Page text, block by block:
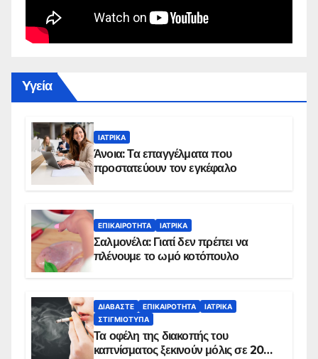
Yγεία
ΙΑΤΡΙΚΆ
Άνοια: Τα επαγγέλματα που
προστατεύουν τον εγκέφαλο
ΕΠΙΚΑΙΡΌΤΗΤΑ ΙΑΤΡΙΚΆ
Σαλμονέλα: Γιατί δεν πρέπει να
πλένουμε το ωμό κοτόπουλο
ΔΙΑΒΆΣΤΕ ΕΠΙΚΑΙΡΌΤΗΤΑ
ΙΑΤΡΙΚΆ
ΣΤΙΓΜΙΌΤΥΠΑ
Τα οφέλη της διακοπής του
καπνίσματος ξεκινούν μόλις σε 20